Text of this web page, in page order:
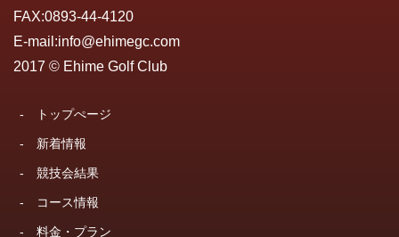
FAX:0893-44-4120
E-mail:info@ehimegc.com
2017 © Ehime Golf Club
- トップぺージ
- 新着情報
- 競技会結果
- コース情報
- 料金・プラン